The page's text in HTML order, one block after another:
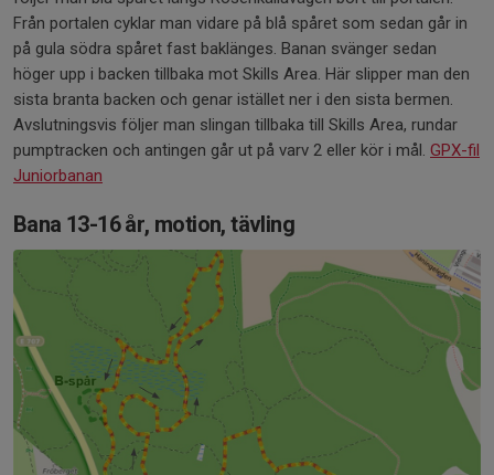
Från portalen cyklar man vidare på blå spåret som sedan går in
på gula södra spåret fast baklänges. Banan svänger sedan
höger upp i backen tillbaka mot Skills Area. Här slipper man den
sista branta backen och genar istället ner i den sista bermen.
Avslutningsvis följer man slingan tillbaka till Skills Area, rundar
pumptracken och antingen går ut på varv 2 eller kör i mål. GPX-fil
Juniorbanan
Bana 13-16 år, motion, tävling